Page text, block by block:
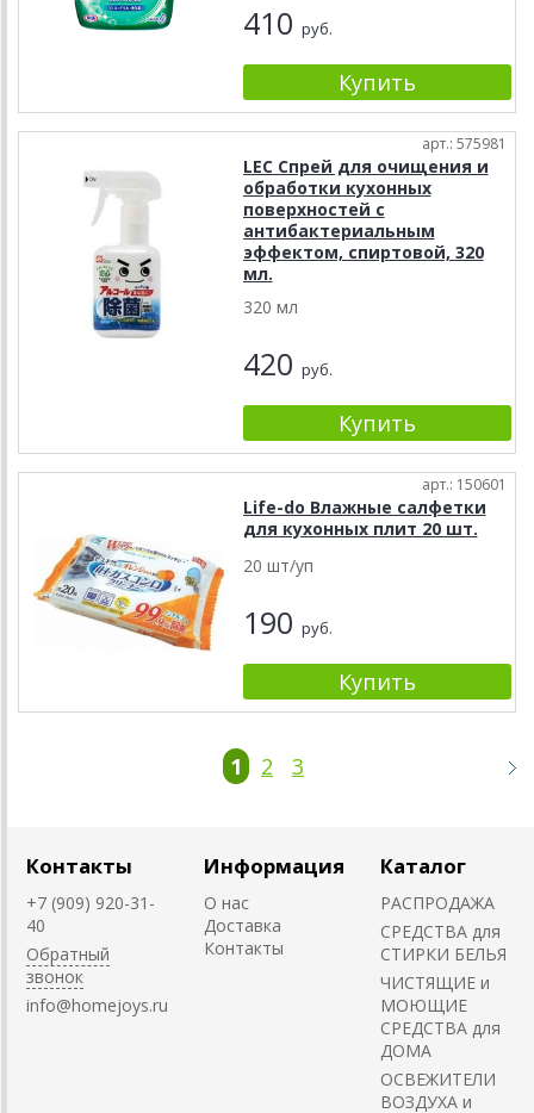
410 руб.
арт.: 575981
LEC Спрей для очищения и
обработки кухонных
поверхностей с
антибактериальным
эффектом, спиртовой, 320
мл.
320 мл
420 руб.
арт.: 150601
Life-do Влажные салфетки
для кухонных плит 20 шт.
20 шт/уп
190 руб.
1 2 3
Контакты
+7 (909) 920-31-
40
Обратный
звонок
info@homejoys.ru
Информация
О нас
Доставка
Контакты
Каталог
РАСПРОДАЖА
СРЕДСТВА для
СТИРКИ БЕЛЬЯ
ЧИСТЯЩИЕ и
МОЮЩИЕ
СРЕДСТВА для
ДОМА
ОСВЕЖИТЕЛИ
ВОЗДУХА и